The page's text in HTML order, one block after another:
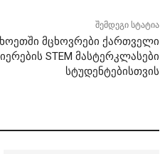
შემდეგი სტატია
მცხოვრები ქართველი
STEM მასტერკლასები
სტუდენტებისთვის